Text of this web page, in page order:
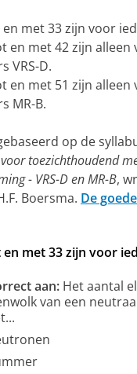
met 33 zijn voor
en met 42 zijn alleen
VRS-D.
en met 51 zijn alleen
MR-B.
op de
toezichthoudend
- VRS-D en MR-B,
Boersma. De
met 33 zijn voor
aan: Het aantal
van een